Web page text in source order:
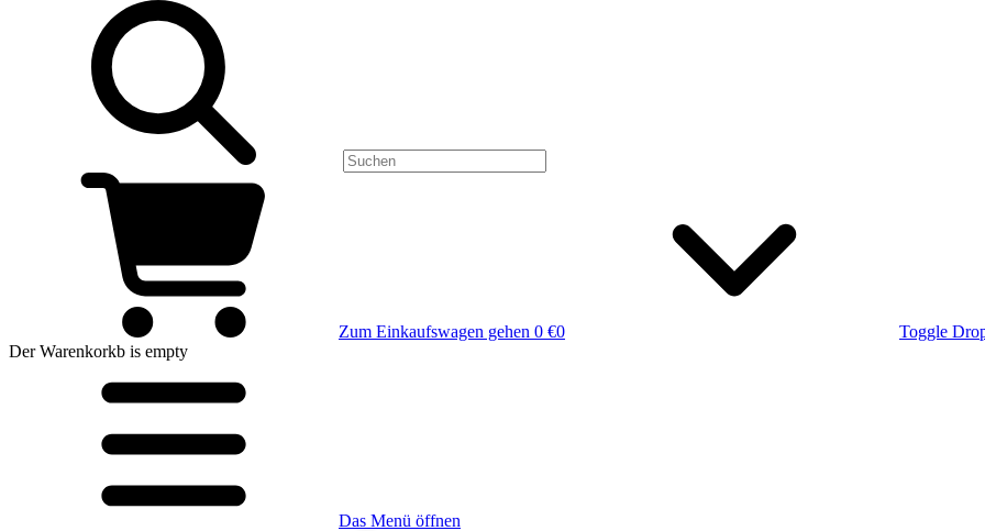
Zum Einkaufswagen gehen 0 €0
Toggle
Der Warenkorkb is empty
Das Menü öffnen